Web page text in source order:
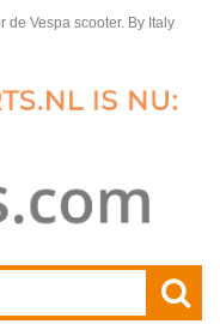
de Vespa scooter. By Italy